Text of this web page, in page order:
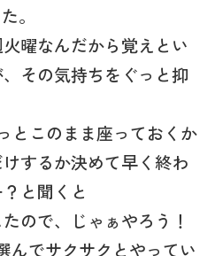
。
曜なんだから覚えとい
その気持ちをぐっと抑
とこのまま座っておくか
するか決めて早く終わ
と聞くと
ので、じゃぁやろう！
んでサクサクとやってい